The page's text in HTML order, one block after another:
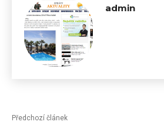
admin
Předchozí článek